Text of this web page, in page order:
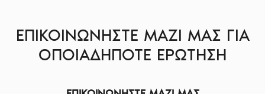
ΕΠΙΚΟΙΝΩΝΗΣΤΕ ΜΑΖΙ ΜΑΣ ΓΙΑ
ΟΠΟΙΑΔΗΠΟΤΕ ΕΡΩΤΗΣΗ